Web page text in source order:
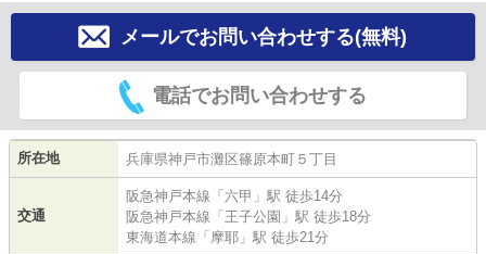
メールでお問い合わせする(無料)
電話でお問い合わせする
所在地 兵庫県神戸市灘区篠原本町 ５丁目
交通
阪急神戸本線 「 六甲 」駅 徒歩14分
阪急神戸本線 「 王子公園 」駅 徒歩18分
東海道本線 「 摩耶 」駅 徒歩21分